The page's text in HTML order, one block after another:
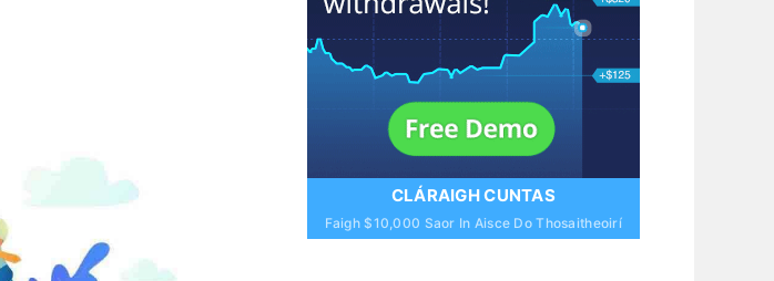
CLÁRAIGH CUNTAS
Faigh $10,000 Saor In Aisce Do Thosaitheoirí